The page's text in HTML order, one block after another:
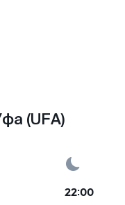
(UFA)
22:00